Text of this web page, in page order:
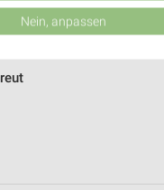
Inhalten
Inhalte
Nein, anpassen